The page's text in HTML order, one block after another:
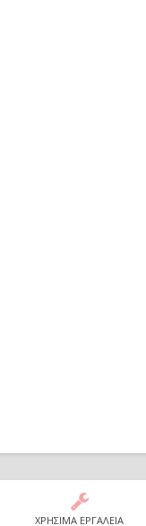
ΧΡΗΣΙΜΑ ΕΡΓΑΛΕΙΑ